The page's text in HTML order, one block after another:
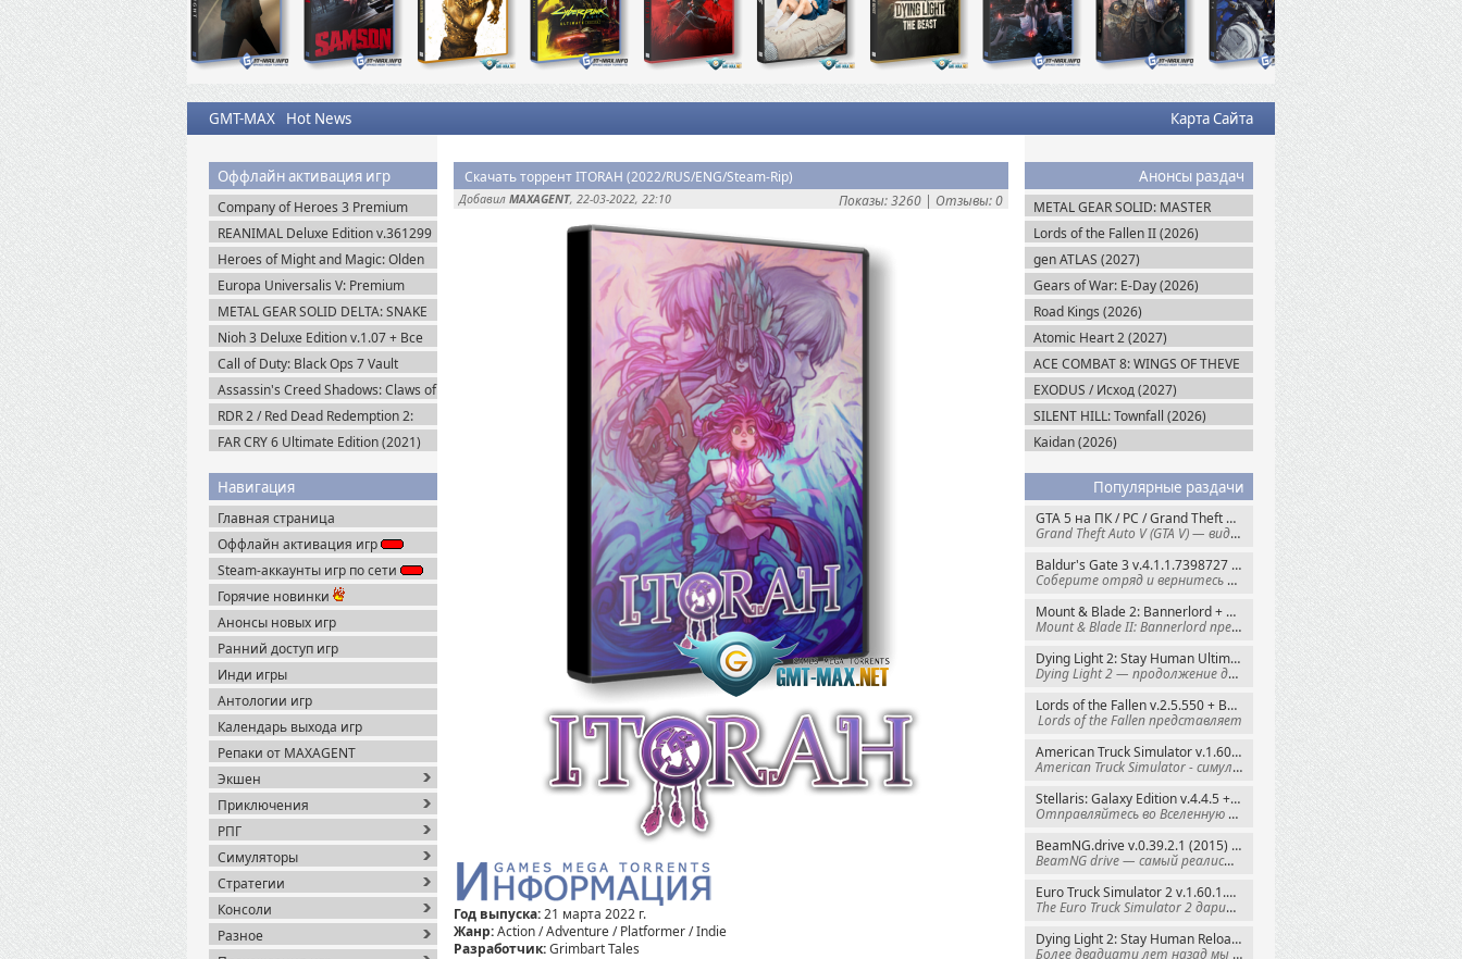
GMT-MAX Hot News Карта Сайта
Анонсы раздач
METAL GEAR SOLID: MASTER
COLLECTION Vol.2 (2026)
Lords of the Fallen II (2026)
gen ATLAS (2027)
Gears of War: E-Day (2026)
Road Kings (2026)
Atomic Heart 2 (2027)
ACE COMBAT 8: WINGS OF THEVE
(2026)
EXODUS / Исход (2027)
SILENT HILL: Townfall (2026)
Kaidan (2026)
Популярные раздачи
GTA 5 на ПК / PC / Grand Theft Auto V: Premium Edition (2015) Steam-Rip
Grand Theft Auto V (GTA V) — видеоигра из
Baldur's Gate 3 v.4.1.1.7398727 + Все DLC (2023) GOG-Rip
Соберите отряд и вернитесь в Забытые
Mount & Blade 2: Bannerlord + War Sails v.1.4.7.117484 (2025) GOG
Mount & Blade II: Bannerlord представляет
Dying Light 2: Stay Human Ultimate Edition v.1.29.0 + Все DLC (2022) Пиратка
Dying Light 2 — продолжение динамичного
Lords of the Fallen v.2.5.550 + Все DLC (2023) Пиратка
Lords of the Fallen представляет
American Truck Simulator v.1.60.1.8s + Все DLC (2016) Пиратка
American Truck Simulator - симулятор
Stellaris: Galaxy Edition v.4.4.5 + Все DLC (2016) Пиратка
Отправляйтесь во Вселенную полную чудес и
BeamNG.drive v.0.39.2.1 (2015) RePack
BeamNG drive — самый реалистичный
Euro Truck Simulator 2 v.1.60.1.7s + Все DLC (2012) Пиратка
The Euro Truck Simulator 2 дарит вам опыт
Dying Light 2: Stay Human Reloaded Edition v.1.28.3 + Все DLC (2022) RePack
Более двадцати лет назад мы пытались
Оффлайн активация игр
Company of Heroes 3 Premium
Edition (2023) RePack
REANIMAL Deluxe Edition v.361299
(2026) Пиратка
Heroes of Might and Magic: Olden
Era v.0.80.34 (2026) Пиратка
Europa Universalis V: Premium
Edition v.1.3.11 (2025) Пиратка
METAL GEAR SOLID DELTA: SNAKE
EATER v.1.2.4 (2025) Пиратка
Nioh 3 Deluxe Edition v.1.07 + Все
DLC (2026) Пиратка
Call of Duty: Black Ops 7 Vault
Edition (2025) Steam-Rip
Assassin's Creed Shadows: Claws of
Awaji (2025) Portable
RDR 2 / Red Dead Redemption 2:
Ultimate Edition v.1491.50 (2019)
Пиратка
FAR CRY 6 Ultimate Edition (2021)
Навигация
Главная страница
Оффлайн активация игр
Steam-аккаунты игр по сети
Горячие новинки
Анонсы новых игр
Ранний доступ игр
Инди игры
Антологии игр
Календарь выхода игр
Репаки от MAXAGENT
Экшен
Приключения
РПГ
Симуляторы
Стратегии
Консоли
Разное
Скачать торрент ITORAH (2022/RUS/ENG/Steam-Rip)
Показы: 3260 | Отзывы: 0
Добавил MAXAGENT, 22-03-2022, 22:10
Год выпуска:21 марта 2022 г.
Жанр:Action / Adventure / Platformer / Indie
Разработчик:Grimbart Tales